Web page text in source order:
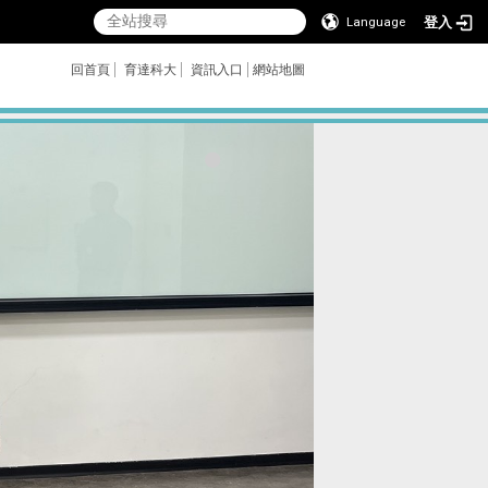
Language 登入
回首頁 育達科大 資訊入口 網站地圖